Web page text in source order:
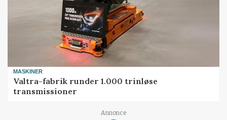
MASKINER
Valtra-fabrik runder 1.000 trinløse
transmissioner
Annonce